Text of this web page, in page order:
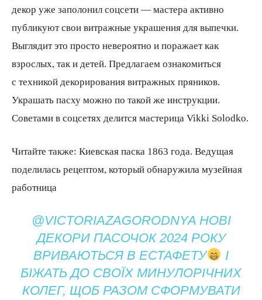
декор уже заполонил соцсети — мастера активно
публикуют свои витражные украшения для выпечки.
Выглядит это просто невероятно и поражает как
взрослых, так и детей. Предлагаем ознакомиться
с техникой декорирования витражных пряников.
Украшать пасху можно по такой же инструкции.
Советами в соцсетях делится мастерица Vikki Solodko.
Читайте также: Киевская паска 1863 года. Ведущая
поделилась рецептом, который обнаружила музейная
работница
@VICTORIAZAGORODNYA НОВІ
ДЕКОРИ ПАСОЧОК 2024 РОКУ
ВРИВАЮТЬСЯ В ЕСТАФЕТУ
І
БІЖАТЬ ДО СВОЇХ МИНУЛОРІЧНИХ
КОЛЕГ, ЩОБ РАЗОМ СФОРМУВАТИ